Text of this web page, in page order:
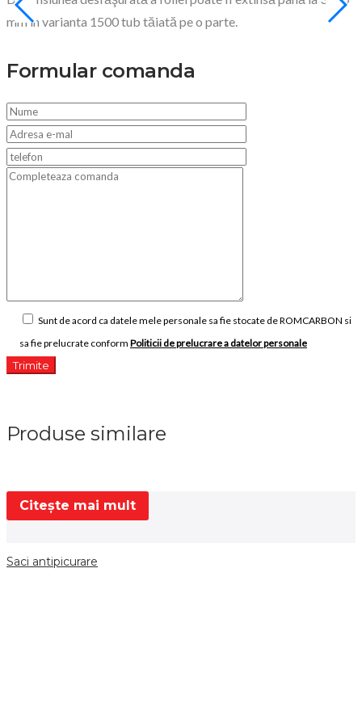
mm în varianta 1500 tub tăiată pe o parte.
Formular comanda
Sunt de acord ca datele mele personale sa fie stocate de ROMCARBON si
sa fie prelucrate conform Politicii de prelucrare a datelor personale
Produse similare
Citește mai mult
Saci antipicurare